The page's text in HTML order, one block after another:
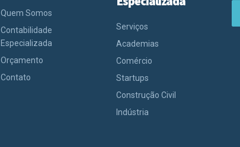
Quem Somos
Contabilidade
Especializada
Orçamento
Contato
Serviços
Academias
Comércio
Startups
Construção Civil
Indústria